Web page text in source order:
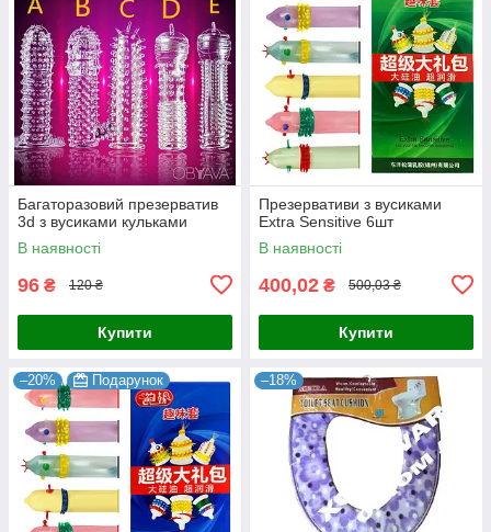
Багаторазовий презерватив
3d з вусиками кульками
В наявності
96 ₴ 120 ₴
Купити
Презервативи з вусиками
Extra Sensitive 6шт
В наявності
400,02 ₴ 500,03 ₴
Купити
–20% Подарунок –18%